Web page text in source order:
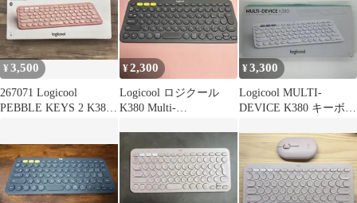
¥3,500
267071 Logicool
PEBBLE KEYS 2 K380S
¥2,300
Logicool ロジクール
K380 Multi-
¥3,300
Logicool MULTI-
DEVICE K380 キーボー